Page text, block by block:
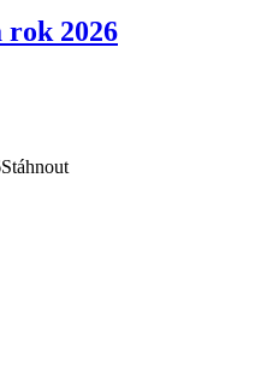
rok 2026